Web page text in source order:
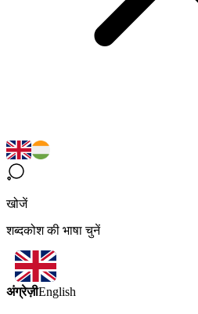
खोजें
शब्दकोश की भाषा चुनें
अंग्रेज़ीEnglish